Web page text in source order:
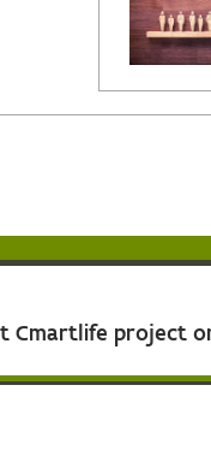
Cmartlife project